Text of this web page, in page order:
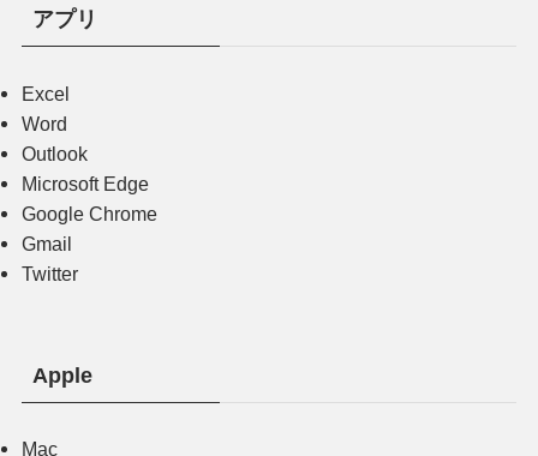
アプリ
Excel
Word
Outlook
Microsoft Edge
Google Chrome
Gmail
Twitter
Apple
Mac